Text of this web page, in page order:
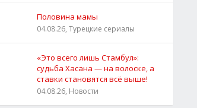
Половина мамы
04.08.26, Турецкие сериалы
«Это всего лишь Стамбул»:
судьба Хасана — на волоске, а
ставки становятся всё выше!
04.08.26, Новости